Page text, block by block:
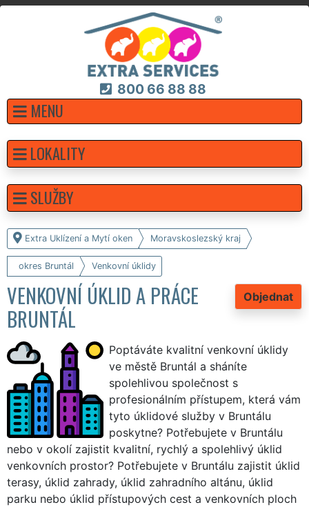
800 66 88 88
MENU
Extra Uklízení a Mytí oken Moravskoslezský kraj
okres Bruntál Venkovní úklidy
Objednat
VENKOVNÍ ÚKLID A PRÁCE
BRUNTÁL
Poptáváte kvalitní venkovní úklidy
ve městě Bruntál a sháníte
spolehlivou společnost s
profesionálním přístupem, která vám
tyto úklidové služby v Bruntálu
poskytne? Potřebujete v Bruntálu
nebo v okolí zajistit kvalitní, rychlý a spolehlivý úklid
venkovních prostor? Potřebujete v Bruntálu zajistit úklid
terasy, úklid zahrady, úklid zahradního altánu, úklid
parku nebo úklid přístupových cest a venkovních ploch
LOKALITY
SLUŽBY